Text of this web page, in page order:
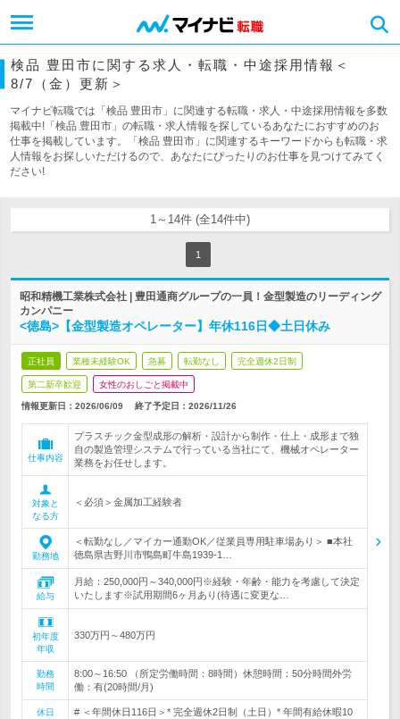
検品 豊田市に関する求人・転職・中途採用情報＜
8/7（金）更新＞
マイナビ転職では「検品 豊田市」に関連する転職・求人・中途採用情報を多数
掲載中!「検品 豊田市」の転職・求人情報を探しているあなたにおすすめのお
仕事を掲載しています。「検品 豊田市」に関連するキーワードからも転職・求
人情報をお探しいただけるので、あなたにぴったりのお仕事を見つけてみてく
ださい!
1～14件 (全14件中)
1
昭和精機工業株式会社 | 豊田通商グループの一員！金型製造のリーディング
カンパニー
<徳島>【金型製造オペレーター】年休116日◆土日休み
正社員 業種未経験OK 急募 転勤なし 完全週休2日制
第二新卒歓迎 女性のおしごと掲載中
情報更新日：2026/06/09 終了予定日： 2026/11/26
仕事内容
プラスチック金型成形の解析・設計から制作・仕上・成形まで独
自の製造管理システムで行っている当社にて、機械オペレーター
業務をお任せします。
対象と
なる方
＜必須＞金属加工経験者
勤務地
＜転勤なし／マイカー通勤OK／従業員専用駐車場あり＞ ■本社
徳島県吉野川市鴨島町牛島1939-1…
給与
月給：250,000円～340,000円※経験・年齢・能力を考慮して決定
いたします※試用期間6ヶ月あり(待遇に変更な…
初年度
年収
330万円～480万円
勤務
時間
8:00～16:50 （所定労働時間：8時間）休憩時間：50分時間外労
働：有(20時間/月)
休日
# ＜年間休日116日＞* 完全週休2日制（土日）* 年間有給休暇10